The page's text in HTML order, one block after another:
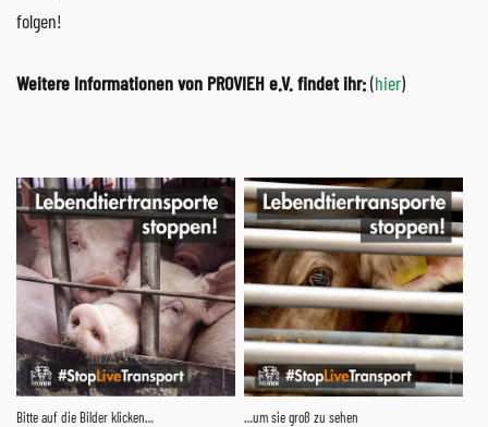
folgen!
Weitere Informationen von PROVIEH e.V. findet ihr:(hier)
Bitte auf die Bilder klicken… …um sie groß zu sehen